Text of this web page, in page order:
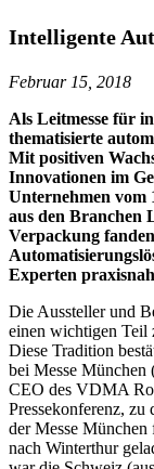
Intelligente
Februar 15, 2018
Als Leitmesse für
thematisierte
Mit positiven
Innovationen im
Unternehmen vom
aus den Branchen
Verpackung
Experten
Die Aussteller und
einen wichtigen Teil
Diese Tradition
bei Messe
CEO des VDMA
Pressekonferenz,
der Messe
nach Winterthur